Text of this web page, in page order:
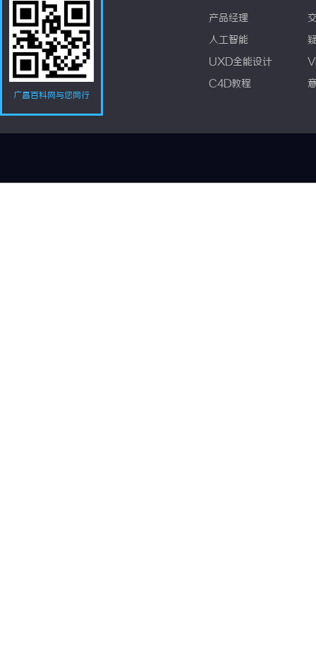
广昌百科网与您同行
产品经理
人工智能
UXD全能设计
C4D教程